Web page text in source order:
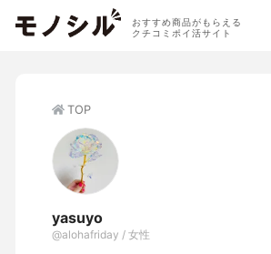
おすすめ商品がもらえる
クチコミポイ活サイト
TOP
yasuyo
@alohafriday / 女性